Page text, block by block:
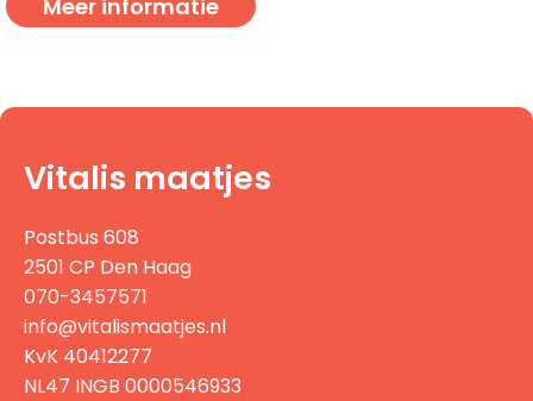
Meer informatie
Vitalis maatjes
Postbus 608
2501 CP Den Haag
070-3457571
info@vitalismaatjes.nl
KvK 40412277
NL47 INGB 0000546933